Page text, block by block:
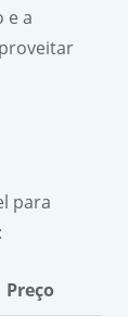
e a
para
Preço